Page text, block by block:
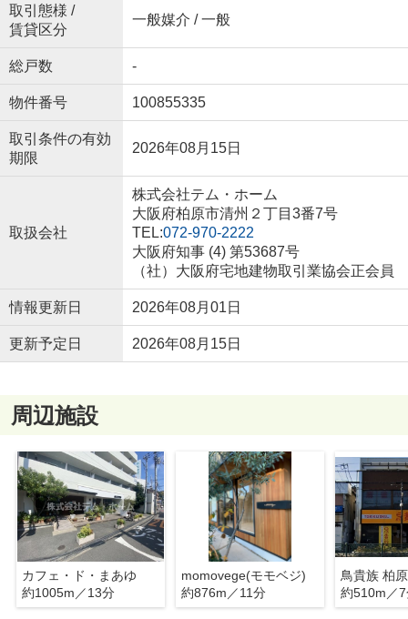
取引態様 /
賃貸区分
一般媒介 / 一般
総戸数 -
物件番号 100855335
取引条件の有効
期限
2026年08月15日
取扱会社
株式会社テム・ホーム
大阪府柏原市清州２丁目3番7号
TEL:072-970-2222
大阪府知事 (4) 第53687号
（社）大阪府宅地建物取引業協会正会員
情報更新日 2026年08月01日
更新予定日 2026年08月15日
周辺施設
カフェ・ド・まあゆ
約1005m／13分
momovege(モモベジ)
約876m／11分
鳥貴族 柏
約510m／